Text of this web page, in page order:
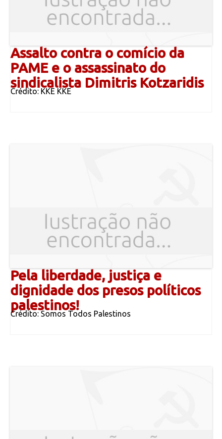
Assalto contra o comício da
PAME e o assassinato do
sindicalista Dimitris Kotzaridis
Crédito: KKE KKE
Pela liberdade, justiça e
dignidade dos presos políticos
palestinos!
Crédito: Somos Todos Palestinos